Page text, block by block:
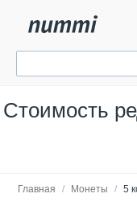
Стоимость
Главная / Монеты / 5